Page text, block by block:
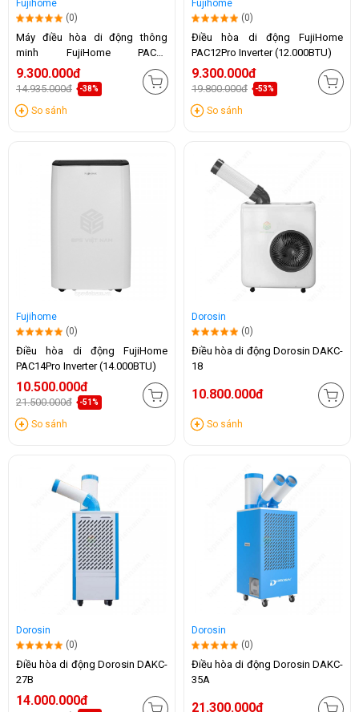
Fujihome
(0)
Máy điều hòa di động thông
minh FujiHome PAC14
(14.000BTU)
9.300.000đ
14.935.000đ -38%
So sánh
Fujihome
(0)
Điều hòa di động FujiHome
PAC12Pro Inverter (12.000BTU)
9.300.000đ
19.800.000đ -53%
So sánh
Fujihome
(0)
Điều hòa di động FujiHome
PAC14Pro Inverter (14.000BTU)
10.500.000đ
21.500.000đ -51%
So sánh
Dorosin
(0)
Điều hòa di động Dorosin DAKC-
18
10.800.000đ
So sánh
Dorosin
(0)
Điều hòa di động Dorosin DAKC-
27B
14.000.000đ
Dorosin
(0)
Điều hòa di động Dorosin DAKC-
35A
21.300.000đ